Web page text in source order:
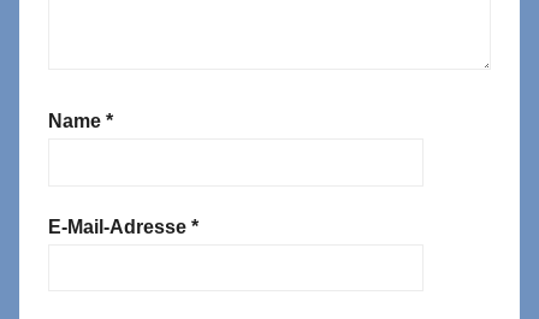
Name *
E-Mail-Adresse *